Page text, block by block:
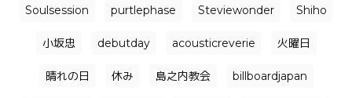
Soulsession purtlephase Steviewonder Shiho
小坂忠 debutday acousticreverie 火曜日
晴れの日 休み 島之内教会 billboardjapan